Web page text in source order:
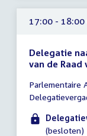
17:00 - 18:00
Delegatie
van de Raad
vergadering
17:00
18:00
Parlementaire
(besloten)